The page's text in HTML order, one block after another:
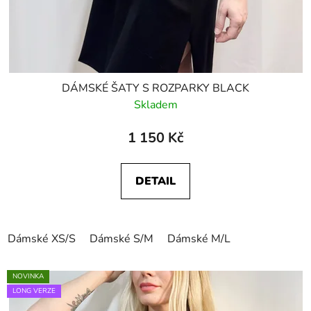
DÁMSKÉ ŠATY S ROZPARKY BLACK
Skladem
1 150 Kč
DETAIL
Dámské XS/S Dámské S/M Dámské M/L
NOVINKA
LONG VERZE